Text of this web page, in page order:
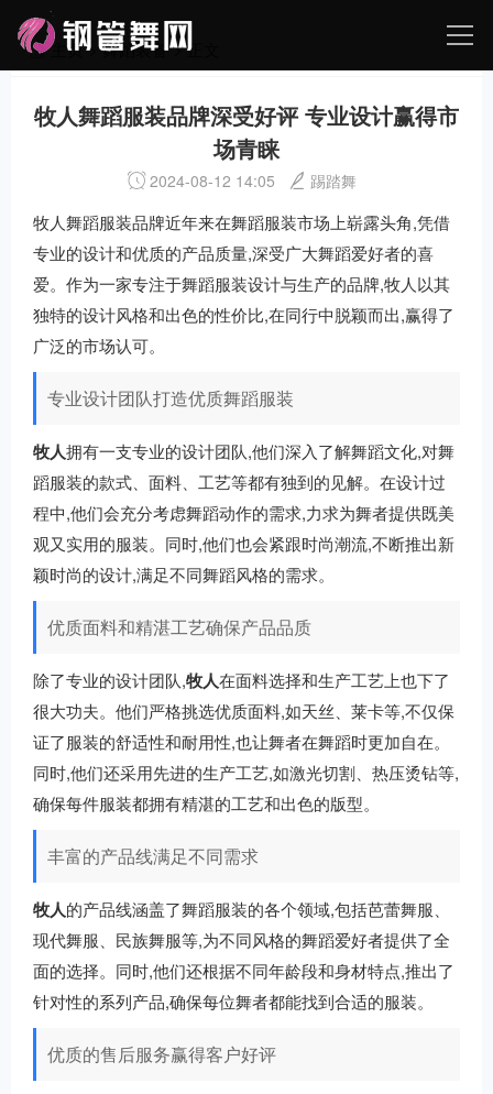
主页>舞蹈装备> 正文
牧人舞蹈服装品牌深受好评 专业设计赢得市
场青睐
2024-08-12 14:05 踢踏舞
牧人舞蹈服装品牌近年来在舞蹈服装市场上崭露头角,凭借
专业的设计和优质的产品质量,深受广大舞蹈爱好者的喜
爱。作为一家专注于舞蹈服装设计与生产的品牌,牧人以其
独特的设计风格和出色的性价比,在同行中脱颖而出,赢得了
广泛的市场认可。
专业设计团队打造优质舞蹈服装
牧人拥有一支专业的设计团队,他们深入了解舞蹈文化,对舞
蹈服装的款式、面料、工艺等都有独到的见解。在设计过
程中,他们会充分考虑舞蹈动作的需求,力求为舞者提供既美
观又实用的服装。同时,他们也会紧跟时尚潮流,不断推出新
颖时尚的设计,满足不同舞蹈风格的需求。
优质面料和精湛工艺确保产品品质
除了专业的设计团队,牧人在面料选择和生产工艺上也下了
很大功夫。他们严格挑选优质面料,如天丝、莱卡等,不仅保
证了服装的舒适性和耐用性,也让舞者在舞蹈时更加自在。
同时,他们还采用先进的生产工艺,如激光切割、热压烫钻等,
确保每件服装都拥有精湛的工艺和出色的版型。
丰富的产品线满足不同需求
牧人的产品线涵盖了舞蹈服装的各个领域,包括芭蕾舞服、
现代舞服、民族舞服等,为不同风格的舞蹈爱好者提供了全
面的选择。同时,他们还根据不同年龄段和身材特点,推出了
针对性的系列产品,确保每位舞者都能找到合适的服装。
优质的售后服务赢得客户好评